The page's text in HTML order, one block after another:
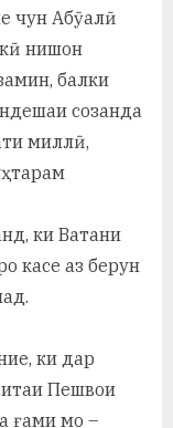
чун Абӯалӣ
нишон
балки
созанда
миллӣ,
ки Ватани
касе аз берун
ки дар
Пешвои
ғами мо –